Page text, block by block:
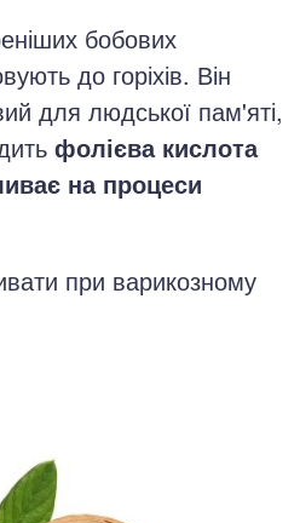
бобових
до горіхів. Він
для людської пам'яті,
фолієва кислота
на процеси
при варикозному